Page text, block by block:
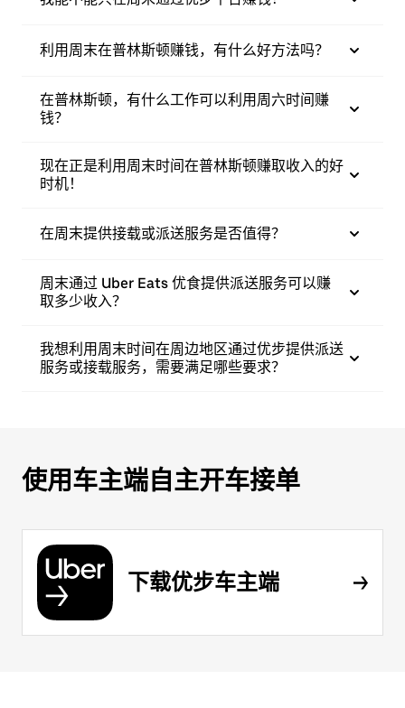
利用周末在普林斯顿赚钱，有什么好方法吗？
在普林斯顿，有什么工作可以利用周六时间赚
钱？
现在正是利用周末时间在普林斯顿赚取收入的好
时机！
在周末提供接载或派送服务是否值得？
周末通过 Uber Eats 优食提供派送服务可以赚
取多少收入？
我想利用周末时间在周边地区通过优步提供派送
服务或接载服务，需要满足哪些要求？
使用车主端自主开车接单
下载优步车主端